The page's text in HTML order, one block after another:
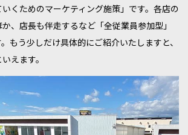
くためのマーケティング施策」です。各店の
、店長も伴走するなど「全従業員参加型」
もう少しだけ具体的にご紹介いたしますと、
えます。